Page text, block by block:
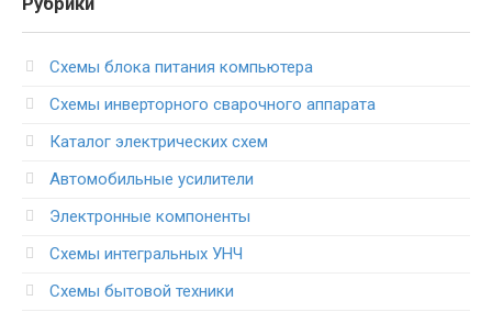
Схемы блока питания компьютера
Схемы инверторного сварочного аппарата
Каталог электрических схем
Автомобильные усилители
Электронные компоненты
Схемы интегральных УНЧ
Схемы бытовой техники